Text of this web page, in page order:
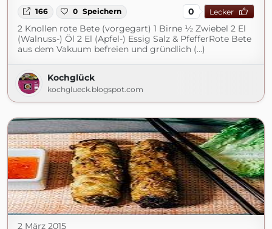
166 0 Speichern 0 Lecker
2 Knollen rote Bete (vorgegart) 1 Birne ½ Zwiebel 2 El
(Walnuss-) Öl 2 El (Apfel-) Essig Salz & PfefferRote Bete
aus dem Vakuum befreien und gründlich (...)
Kochglück
kochglueck.blogspot.com
2 März 2015